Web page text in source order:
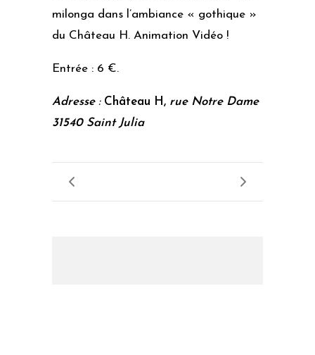
milonga dans l’ambiance « gothique »
du Château H. Animation Vidéo !
Entrée : 6 €.
Adresse :Château H, rue Notre Dame
31540 Saint Julia